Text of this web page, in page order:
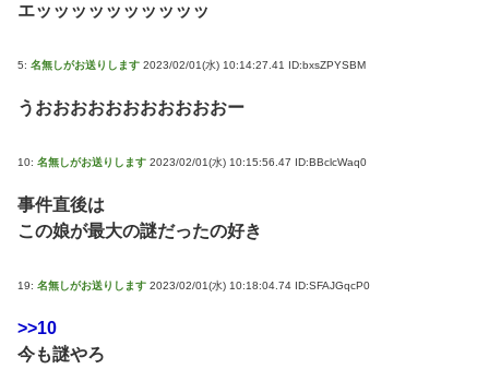
エッッッッッッッッッッ
5: 名無しがお送りします 2023/02/01(水) 10:14:27.41 ID:bxsZPYSBM
うおおおおおおおおおおおー
10: 名無しがお送りします 2023/02/01(水) 10:15:56.47 ID:BBclcWaq0
事件直後は
この娘が最大の謎だったの好き
19: 名無しがお送りします 2023/02/01(水) 10:18:04.74 ID:SFAJGqcP0
>>10
今も謎やろ